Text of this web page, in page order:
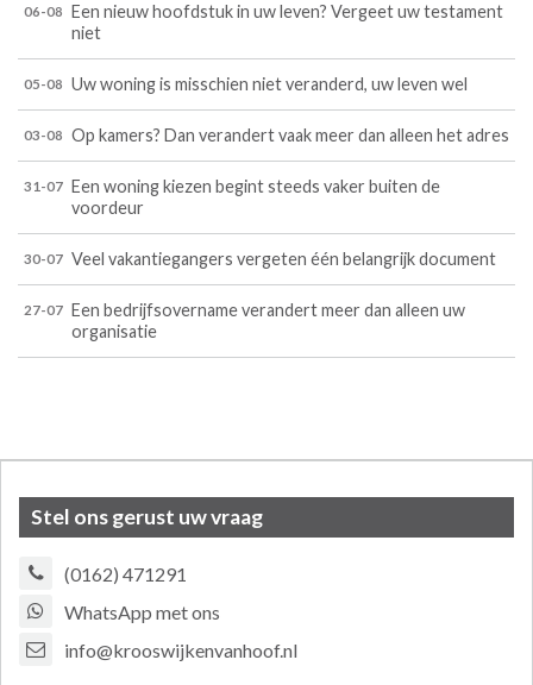
06-08
Een nieuw hoofdstuk in uw leven? Vergeet uw testament
niet
05-08 Uw woning is misschien niet veranderd, uw leven wel
03-08 Op kamers? Dan verandert vaak meer dan alleen het adres
31-07
Een woning kiezen begint steeds vaker buiten de
voordeur
30-07 Veel vakantiegangers vergeten één belangrijk document
27-07
Een bedrijfsovername verandert meer dan alleen uw
organisatie
Stel ons gerust uw vraag
(0162) 471291
WhatsApp met ons
info@krooswijkenvanhoof.nl